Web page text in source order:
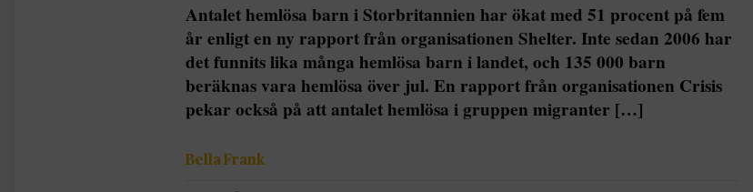
Antalet hemlösa barn i Storbritannien har ökat med 51 procent på fem
år enligt en ny rapport från organisationen Shelter. Inte sedan 2006 har
det funnits lika många hemlösa barn i landet, och 135 000 barn
beräknas vara hemlösa över jul. En rapport från organisationen Crisis
pekar också på att antalet hemlösa i gruppen migranter […]
Bella Frank